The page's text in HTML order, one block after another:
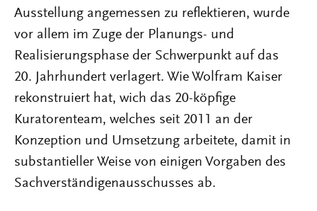
Ausstellung angemessen zu reflektieren, wurde
vor allem im Zuge der Planungs- und
Realisierungsphase der Schwerpunkt auf das
20. Jahrhundert verlagert. Wie Wolfram Kaiser
rekonstruiert hat, wich das 20-köpfige
Kuratorenteam, welches seit 2011 an der
Konzeption und Umsetzung arbeitete, damit in
substantieller Weise von einigen Vorgaben des
Sachverständigenausschusses ab.